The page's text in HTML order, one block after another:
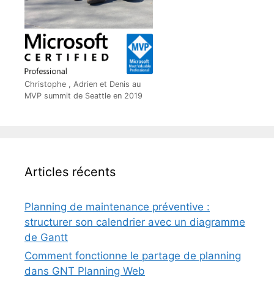
Christophe , Adrien et Denis au
MVP summit de Seattle en 2019
Articles récents
Planning de maintenance préventive :
structurer son calendrier avec un diagramme
de Gantt
Comment fonctionne le partage de planning
dans GNT Planning Web